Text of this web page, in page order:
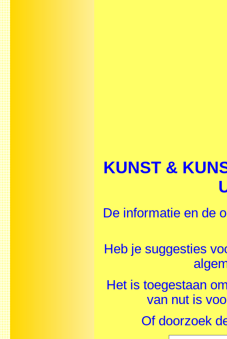
KUNST &
De informatie en de
Heb je suggesties
Het is toegestaan
van nut is
Of doorzoek